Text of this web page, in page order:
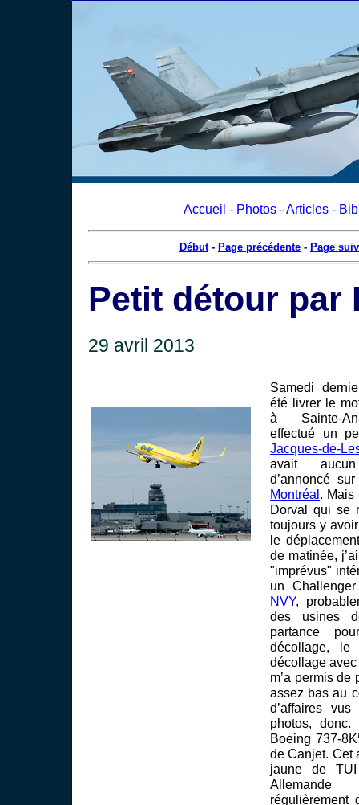
Accueil - Photos-Articles-
Début- Page précédente - Page
Petit détour par
29 avril 2013
Samedi
été livrer le
à Sainte-
effectué un
Jacques-de-
avait
d’annoncé
Montréal.
Dorval qui se
toujours y
le
de matinée,
"imprévus"
un
NVY,
des usines
partance
décollage,
décollage
m’a permis de
assez bas au
d’affaires
photos, donc.
Boeing 737-
de Canjet. Cet
jaune de
régulièrement